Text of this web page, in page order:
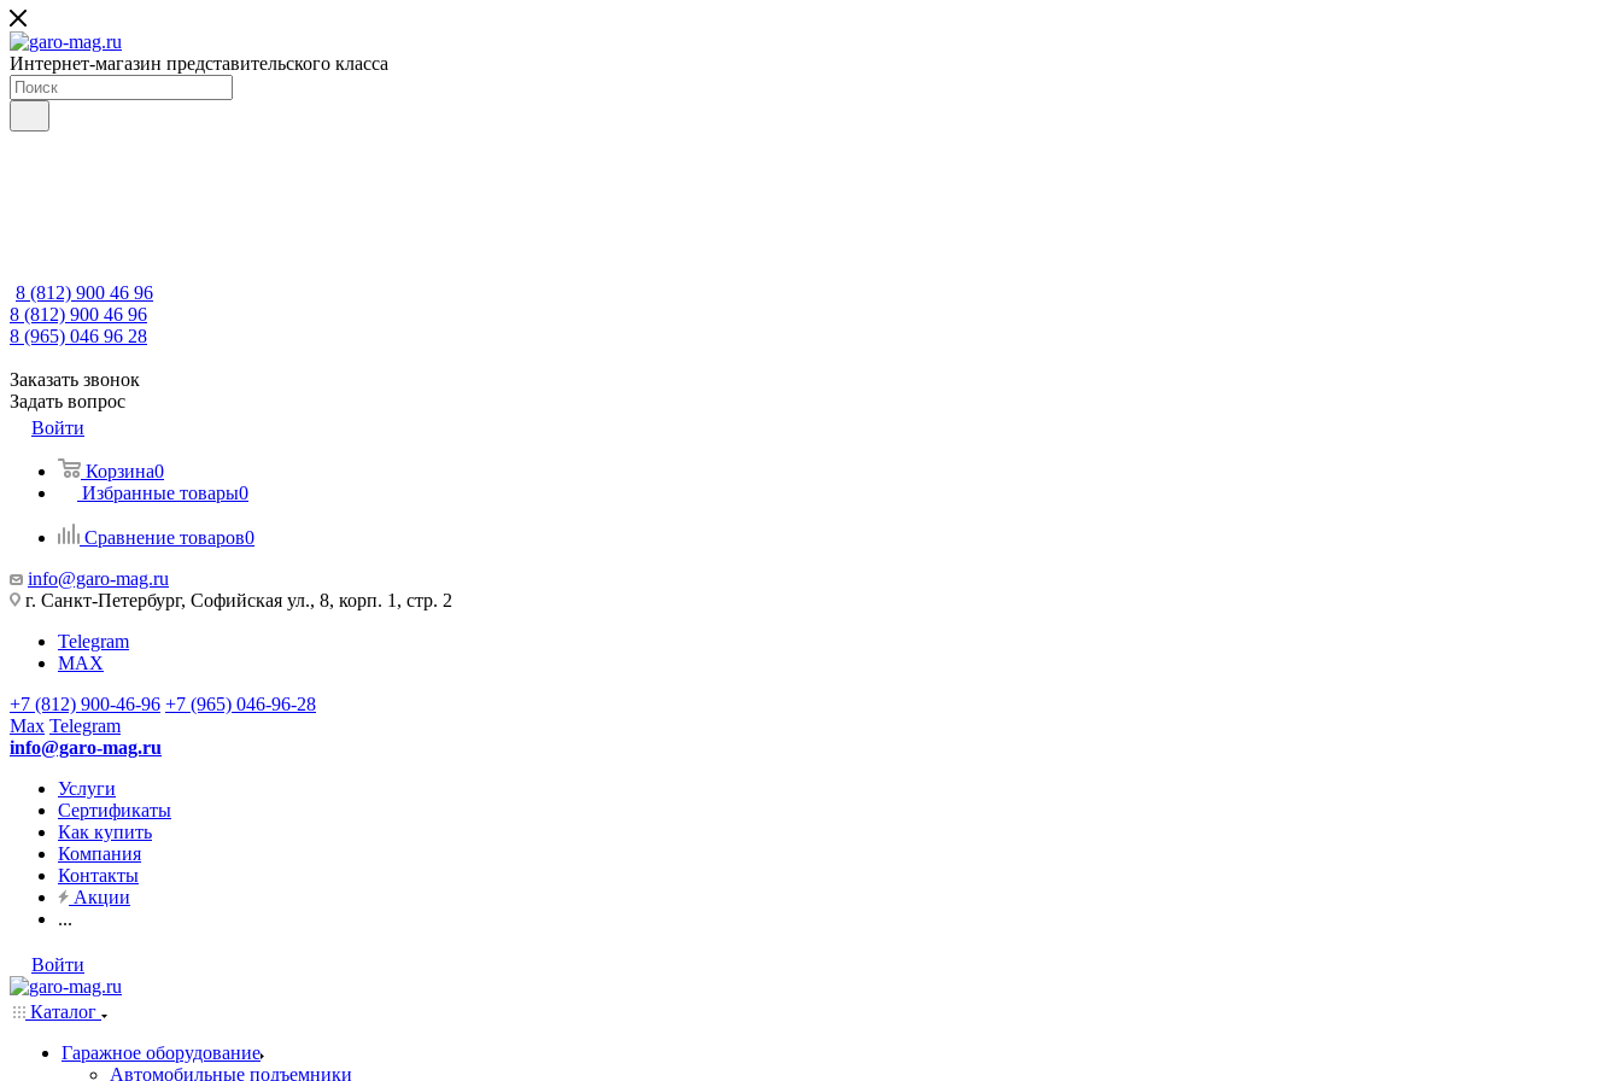
Интернет-магазин представительского класса
8 (812) 900 46 96
8 (812) 900 46 96
8 (965) 046 96 28
Заказать звонок
Задать вопрос
Войти
Корзина0
Избранные товары0
Сравнение товаров0
info@garo-mag.ru
г. Санкт-Петербург, Софийская ул., 8, корп. 1, стр. 2
Telegram
MAX
+7 (812) 900-46-96 +7 (965) 046-96-28
Max Telegram
info@garo-mag.ru
Услуги
Сертификаты
Как купить
Компания
Контакты
Акции
...
Войти
Каталог
Гаражное оборудование
Автомобильные подъемники